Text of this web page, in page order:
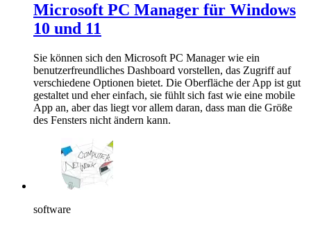
Microsoft PC Manager für Windows
10 und 11
Sie können sich den Microsoft PC Manager wie ein
benutzerfreundliches Dashboard vorstellen, das Zugriff auf
verschiedene Optionen bietet. Die Oberfläche der App ist gut
gestaltet und eher einfach, sie fühlt sich fast wie eine mobile
App an, aber das liegt vor allem daran, dass man die Größe
des Fensters nicht ändern kann.
software